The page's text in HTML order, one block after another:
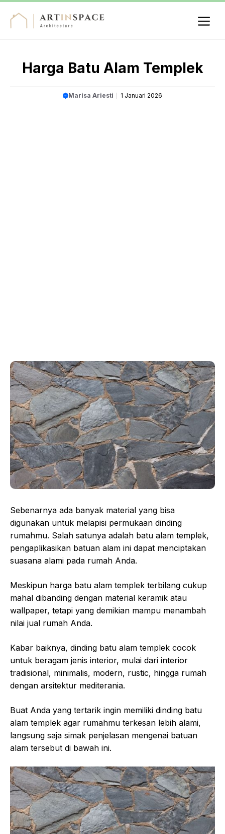
Harga Batu Alam Templek
Marisa Ariesti 1 Januari 2026
Sebenarnya ada banyak material yang bisa
digunakan untuk melapisi permukaan dinding
rumahmu. Salah satunya adalah batu alam templek,
pengaplikasikan batuan alam ini dapat menciptakan
suasana alami pada rumah Anda.
Meskipun harga batu alam templek terbilang cukup
mahal dibanding dengan material keramik atau
wallpaper, tetapi yang demikian mampu menambah
nilai jual rumah Anda.
Kabar baiknya, dinding batu alam templek cocok
untuk beragam jenis interior, mulai dari interior
tradisional, minimalis, modern, rustic, hingga rumah
dengan arsitektur mediterania.
Buat Anda yang tertarik ingin memiliki dinding batu
alam templek agar rumahmu terkesan lebih alami,
langsung saja simak penjelasan mengenai batuan
alam tersebut di bawah ini.